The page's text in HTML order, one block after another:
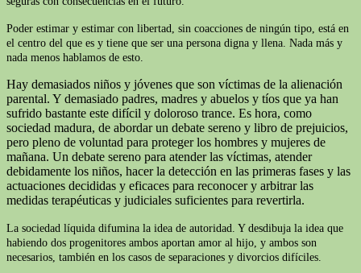
Poder estimar y estimar con libertad, sin coacciones de ningún tipo, está en
el centro del que es y tiene que ser una persona digna y llena. Nada más y
nada menos hablamos de esto.
Hay demasiados niños y jóvenes que son víctimas de la alienación
parental. Y demasiado padres, madres y abuelos y tíos que ya han
sufrido bastante este difícil y doloroso trance. Es hora, como
sociedad madura, de abordar un debate sereno y libro de prejuicios,
pero pleno de voluntad para proteger los hombres y mujeres de
mañana. Un debate sereno para atender las víctimas, atender
debidamente los niños, hacer la detección en las primeras fases y las
actuaciones decididas y eficaces para reconocer y arbitrar las
medidas terapéuticas y judiciales suficientes para revertirla.
La sociedad líquida difumina la idea de autoridad. Y desdibuja la idea que
habiendo dos progenitores ambos aportan amor al hijo, y ambos son
necesarios, también en los casos de separaciones y divorcios difíciles.